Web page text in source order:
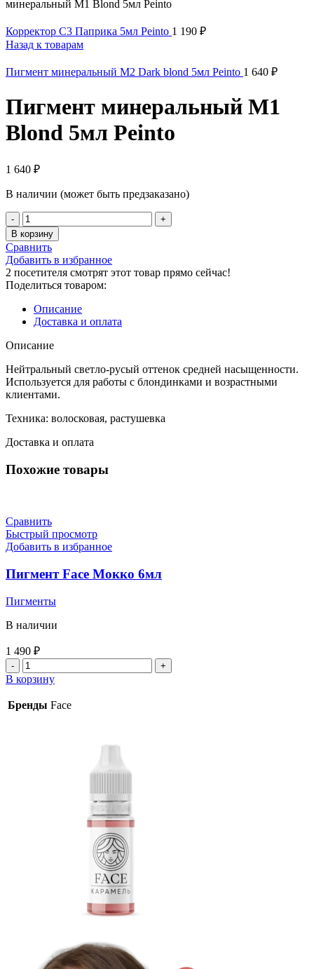
минеральный M1 Blond 5мл Peinto
Корректор С3 Паприка 5мл Peinto 1 190 ₽
Назад к товарам
Пигмент минеральный M2 Dark blond 5мл Peinto 1 640 ₽
Пигмент минеральный M1
Blond 5мл Peinto
1 640 ₽
В наличии (может быть предзаказано)
Количество
товара
Пигмент
минеральный
M1
Blond
5мл
Peinto
В корзину
Сравнить
Добавить в избранное
2 посетителя смотрят этот товар прямо сейчас!
Поделиться товаром:
Описание
Доставка и оплата
Описание
Нейтральный светло-русый оттенок средней насыщенности.
Используется для работы с блондинками и возрастными
клиентами.
Техника: волосковая, растушевка
Доставка и оплата
Похожие товары
Сравнить
Быстрый просмотр
Добавить в избранное
Пигмент Face Мокко 6мл
Пигменты
В наличии
1 490 ₽
Количество
товара
Face
Мокко
В корзину
Бренды Face